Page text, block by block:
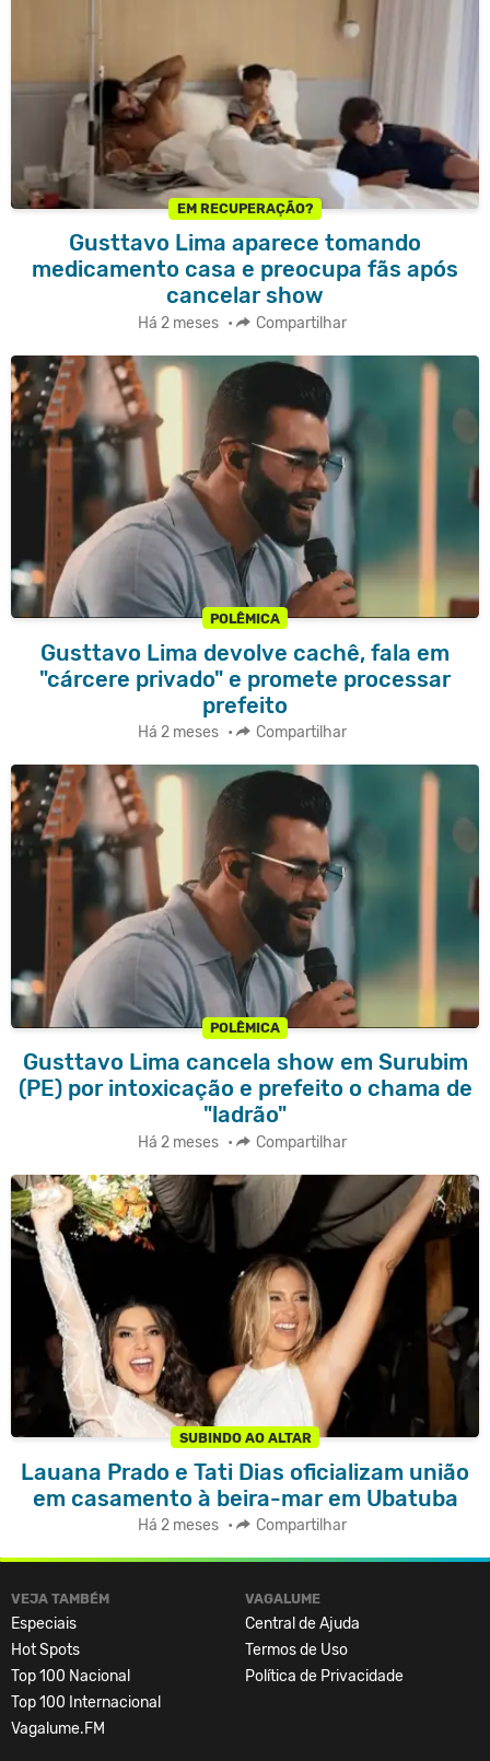
EM RECUPERAÇÃO?
Gusttavo Lima aparece tomando
medicamento casa e preocupa fãs após
cancelar show
Há 2 meses • Compartilhar
POLÊMICA
Gusttavo Lima devolve cachê, fala em
"cárcere privado" e promete processar
prefeito
Há 2 meses • Compartilhar
POLÊMICA
Gusttavo Lima cancela show em Surubim
(PE) por intoxicação e prefeito o chama de
"ladrão"
Há 2 meses • Compartilhar
SUBINDO AO ALTAR
Lauana Prado e Tati Dias oficializam união
em casamento à beira-mar em Ubatuba
Há 2 meses • Compartilhar
VEJA TAMBÉM
Especiais
Hot Spots
Top 100 Nacional
Top 100 Internacional
Vagalume.FM
VAGALUME
Central de Ajuda
Termos de Uso
Política de Privacidade